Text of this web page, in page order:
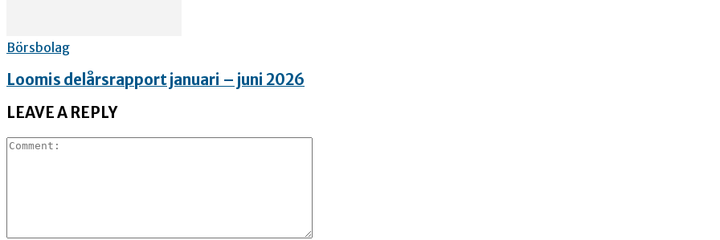
Börsbolag
Loomis delårsrapport januari – juni 2026
LEAVE A REPLY